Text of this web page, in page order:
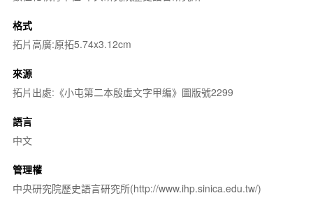
格式
拓片高廣:原拓5.74x3.12cm
來源
拓片出處:《小屯第二本殷虛文字甲編》圖版號2299
語言
中文
管理權
中央研究院歷史語言研究所(http://www.ihp.sinica.edu.tw/)